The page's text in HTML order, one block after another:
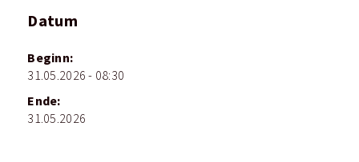
Datum
Beginn:
31.05.2026 - 08:30
Ende:
31.05.2026